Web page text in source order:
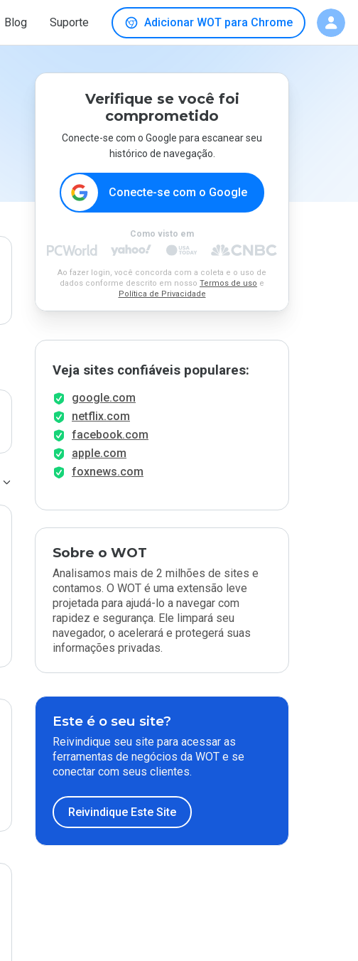
Blog Suporte Adicionar WOT para Chrome
Verifique se você foi
comprometido
Conecte-se com o Google para escanear seu
histórico de navegação.
Conecte-se com o Google
Como visto em
Ao fazer login, você concorda com a coleta e o uso de
dados conforme descrito em nosso Termos de uso e
Política de Privacidade
Veja sites confiáveis populares:
google.com
netflix.com
facebook.com
apple.com
foxnews.com
Sobre o WOT
Analisamos mais de 2 milhões de sites e
contamos. O WOT é uma extensão leve
projetada para ajudá-lo a navegar com
rapidez e segurança. Ele limpará seu
navegador, o acelerará e protegerá suas
informações privadas.
Este é o seu site?
Reivindique seu site para acessar as
ferramentas de negócios da WOT e se
conectar com seus clientes.
Reivindique Este Site